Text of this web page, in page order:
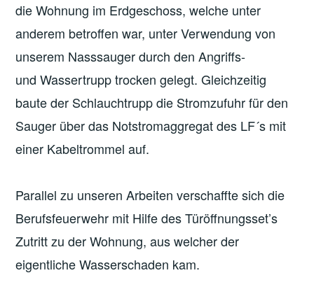
die Wohnung im Erdgeschoss, welche unter
anderem betroffen war, unter Verwendung von
unserem Nasssauger durch den Angriffs-
und Wassertrupp trocken gelegt. Gleichzeitig
baute der Schlauchtrupp die Stromzufuhr für den
Sauger über das Notstromaggregat des LF´s mit
einer Kabeltrommel auf.
Parallel zu unseren Arbeiten verschaffte sich die
Berufsfeuerwehr mit Hilfe des Türöffnungsset’s
Zutritt zu der Wohnung, aus welcher der
eigentliche Wasserschaden kam.